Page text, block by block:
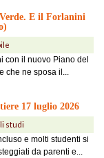
E il Forlanini
con il nuovo Piano del
che ne sposa il...
17 luglio 2026
studi
e molti studenti si
da parenti e...